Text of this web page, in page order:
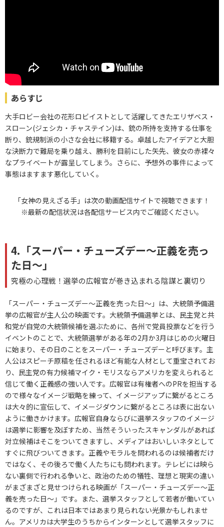
あらすじ
大手ロビー会社の花形ロビイストとして活躍してきたエリザベス・
スローン(ジェシカ・チャステイン)は、銃の所持を支持する仕事を
断り、銃規制派の小さな会社に移籍する。卓越したアイデアと大胆
な決断力で難局を乗り越え、勝利を目前にした矢先、彼女の赤裸々
なプライベートが露呈してしまう。さらに、予想外の事件によって
事態はますます悪化していく。
「女神の見えざる手」は次の動画配信サイトで視聴できます！
※最新の配信状況は各配信サービス内でご確認ください。
4.「スーパー・チューズデー～正義を売っ
た日～」
究極の心理戦！選挙の広報官が巻き込まれる陰謀と裏切り
「スーパー・チューズデー～正義を売った日～」は、大統領予備選
挙の広報官が主人公の映画です。大統領予備選挙とは、民主党と共
和党が自党の大統領候補を選ぶために、各州で党員投票などを行う
イベントのことで、大統領選挙がある年の2月か3月はじめの火曜日
に始まり、その日のことをスーパー・チューズデーと呼びます。主
人公はスピーチ原稿を任されるほど有能な人材として重宝されてお
り、民主党の有力候補マイク・モリスならアメリカを変えられると
信じて働く正義感の強い人です。広報官は有権者へのPRを担当する
ので様々なイメージ戦略を練って、イメージアップに繋がるところ
は大々的に宣伝して、イメージダウンに繋がるところは表に出ない
ように働きかけます。広報官自身ならびに選挙スタッフのイメージ
は選挙に影響を及ぼすため、当然そういったスキャンダルがあれば
対立候補はそこをついてきますし、メディアはおいしいネタとして
すぐに飛びついてきます。正義やモラルを問われるのは候補者だけ
ではなく、その後ろで働く人たちにも問われます。テレビには映ら
ない裏側で行われる争いと、政治のための犠牲、理想と現実の違い
がまざまざと見せつけられる映画が「スーパー・チューズデー～正
義を売った日～」です。また、選挙スタッフとして若者が働いてい
るのですが、これは日本ではあまり見られない光景かもしれませ
ん。アメリカは大学生のうちからインターンとして選挙スタッフに